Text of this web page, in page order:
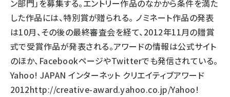
ン部門」を募集する。エントリー作品のなかから条件を満た
した作品には、特別賞が贈られる。 ノミネート作品の発表
は10月、その後の最終審査会を経て、2012年11月の贈賞
式で受賞作品が発表される。アワードの情報は公式サイト
のほか、FacebookページやTwitterでも発信されている。
Yahoo! JAPAN インターネット クリエイティブアワード
2012http://creative-award.yahoo.co.jp/Yahoo!